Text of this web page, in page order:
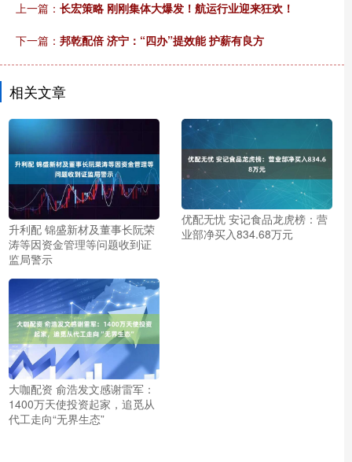
上一篇： 长宏策略 刚刚集体大爆发！航运行业迎来狂欢！
下一篇： 邦乾配倍 济宁：“四办”提效能 护薪有良方
相关文章
升利配 锦盛新材及董事长阮荣
涛等因资金管理等问题收到证
监局警示
优配无忧 安记食品龙虎榜：营
业部净买入834.68万元
大咖配资 俞浩发文感谢雷军：
1400万天使投资起家，追觅从
代工走向“无界生态”